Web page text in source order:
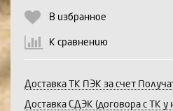
В избранное
К сравнению
Доставка ТК ПЭК за счет
Доставка СДЭК (договора с ТК у